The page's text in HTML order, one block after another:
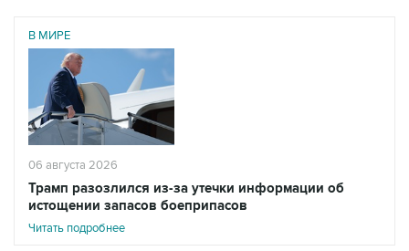
В МИРЕ
06 августа 2026
Трамп разозлился из-за утечки информации об
истощении запасов боеприпасов
Читать подробнее